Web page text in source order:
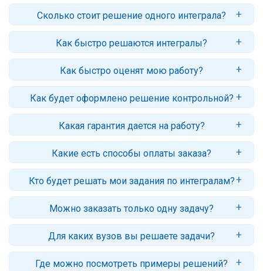
Сколько стоит решение одного интеграла?
Цены начинаются от 100 рублей за задачу (обычный интеграл).
Стоимость контрольной зависит от количества заданий, их
сложности и сроков. Точный ответ вы получите после оформления
Как быстро решаются интегралы?
Стандартный срок: 2–3 дня. Для небольшого объема задач
возможно срочное решение - от 1 часа (с доплатой за срочность).
Как быстро оценят мою работу?
Обычно заказ оценивается в течение нескольких часов.
Как будет оформлено решение контрольной?
Мы оформляем работы в Word, пришлем версию в pdf (по
запросу), которую легко читать или печатать с любого устройства.
Какая гарантия дается на работу?
Гарантийный срок - 30 дней. Если у вас будут вопросы или
замечания, автор ответит и внесет корректировки.
Какие есть способы оплаты заказа?
Вы можете оплатить заказ прямо из личного кабинета: банковской
картой РФ, СберPay, ЮMoney, со счета телефона
Кто будет решать мои задания по интегралам?
Работу выполняет автор команды МатБюро, профессионал с
высшим профильным образованием и имеющий опыт от 5 лет в
сфере выполнения учебных работ по математике.
Можно заказать только одну задачу?
Да, вы можете прислать на оценку любое число задач, даже одну.
Учитывайте, что минимальный заказ на сайте - 200 рублей.
Для каких вузов вы решаете задачи?
Вы можете заказать решение математических задач из методичек
любых вузов или сборников задач. Некоторые решенные
Где можно посмотреть примеры решений?